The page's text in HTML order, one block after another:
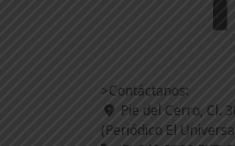
>Contáctanos:
Pie del Cerro, Cl.
(Periódico El